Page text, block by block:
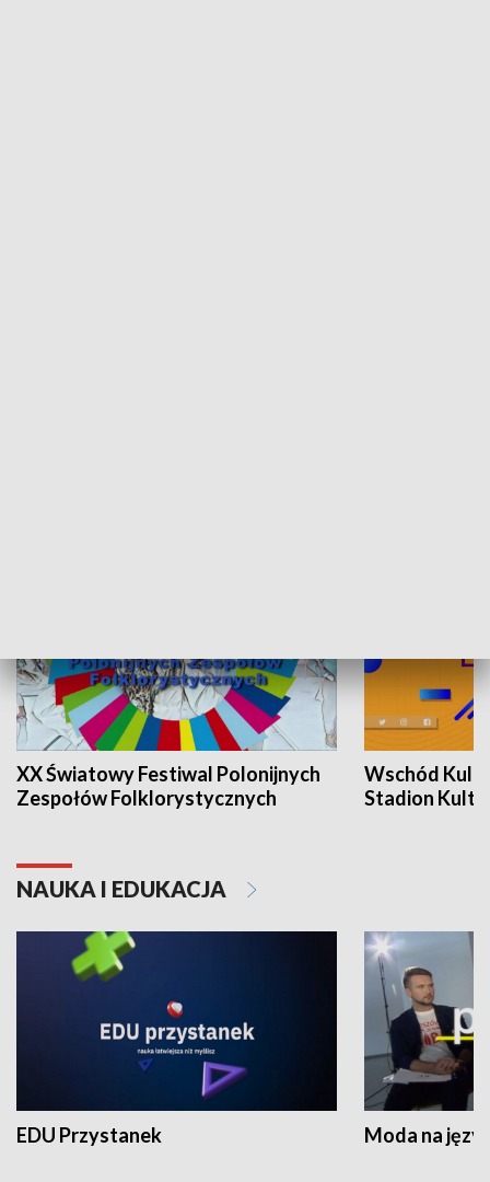
XX Światowy Festiwal Polonijnych
Zespołów Folklorystycznych
Wschód
Stadion
NAUKA I EDUKACJA
EDU Przystanek Moda na